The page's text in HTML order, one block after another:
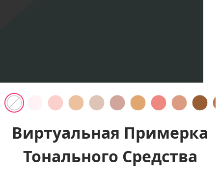
Виртуальная Примерка
Тонального Средства